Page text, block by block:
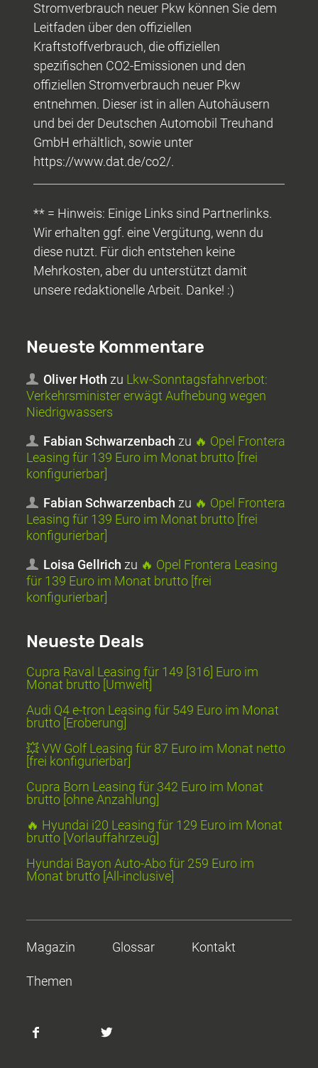
Stromverbrauch neuer Pkw können Sie dem
Leitfaden über den offiziellen
Kraftstoffverbrauch, die offiziellen
spezifischen CO2-Emissionen und den
offiziellen Stromverbrauch neuer Pkw
entnehmen. Dieser ist in allen Autohäusern
und bei der Deutschen Automobil Treuhand
GmbH erhältlich, sowie unter
https://www.dat.de/co2/.
** = Hinweis: Einige Links sind Partnerlinks.
Wir erhalten ggf. eine Vergütung, wenn du
diese nutzt. Für dich entstehen keine
Mehrkosten, aber du unterstützt damit
unsere redaktionelle Arbeit. Danke! :)
Neueste Kommentare
Oliver Hoth zu Lkw-Sonntagsfahrverbot:
Verkehrsminister erwägt Aufhebung wegen
Niedrigwassers
Fabian Schwarzenbach zu 🔥 Opel Frontera
Leasing für 139 Euro im Monat brutto [frei
konfigurierbar]
Fabian Schwarzenbach zu 🔥 Opel Frontera
Leasing für 139 Euro im Monat brutto [frei
konfigurierbar]
Loisa Gellrich zu 🔥 Opel Frontera Leasing
für 139 Euro im Monat brutto [frei
konfigurierbar]
Neueste Deals
Cupra Raval Leasing für 149 [316] Euro im
Monat brutto [Umwelt]
Audi Q4 e-tron Leasing für 549 Euro im Monat
brutto [Eroberung]
💥 VW Golf Leasing für 87 Euro im Monat netto
[frei konfigurierbar]
Cupra Born Leasing für 342 Euro im Monat
brutto [ohne Anzahlung]
🔥 Hyundai i20 Leasing für 129 Euro im Monat
brutto [Vorlauffahrzeug]
Hyundai Bayon Auto-Abo für 259 Euro im
Monat brutto [All-inclusive]
Magazin Glossar Kontakt
Themen